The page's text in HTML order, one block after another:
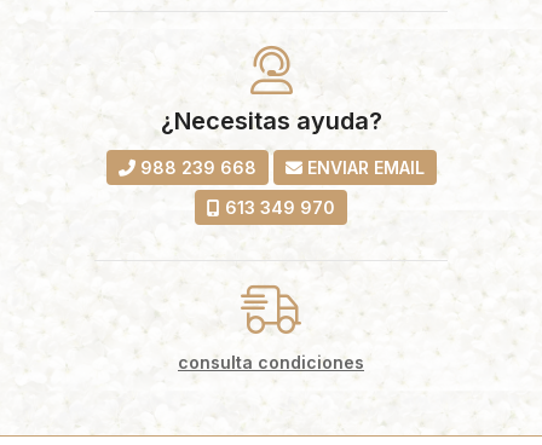
¿Necesitas ayuda?
988 239 668
ENVIAR EMAIL
613 349 970
consulta condiciones